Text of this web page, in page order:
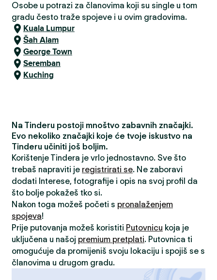
Osobe u potrazi za članovima koji su single u tom
gradu često traže spojeve i u ovim gradovima.
Kuala Lumpur
Šah Alam
George Town
Seremban
Kuching
Na Tinderu postoji mnoštvo zabavnih značajki.
Evo nekoliko značajki koje će tvoje iskustvo na
Tinderu učiniti još boljim.
Korištenje Tindera je vrlo jednostavno. Sve što
trebaš napraviti je registrirati se. Ne zaboravi
dodati Interese, fotografije i opis na svoj profil da
što bolje pokažeš tko si.
Nakon toga možeš početi s pronalaženjem
spojeva!
Prije putovanja možeš koristiti Putovnicu koja je
uključena u našoj premium pretplati. Putovnica ti
omogućuje da promijeniš svoju lokaciju i spojiš se s
članovima u drugom gradu.